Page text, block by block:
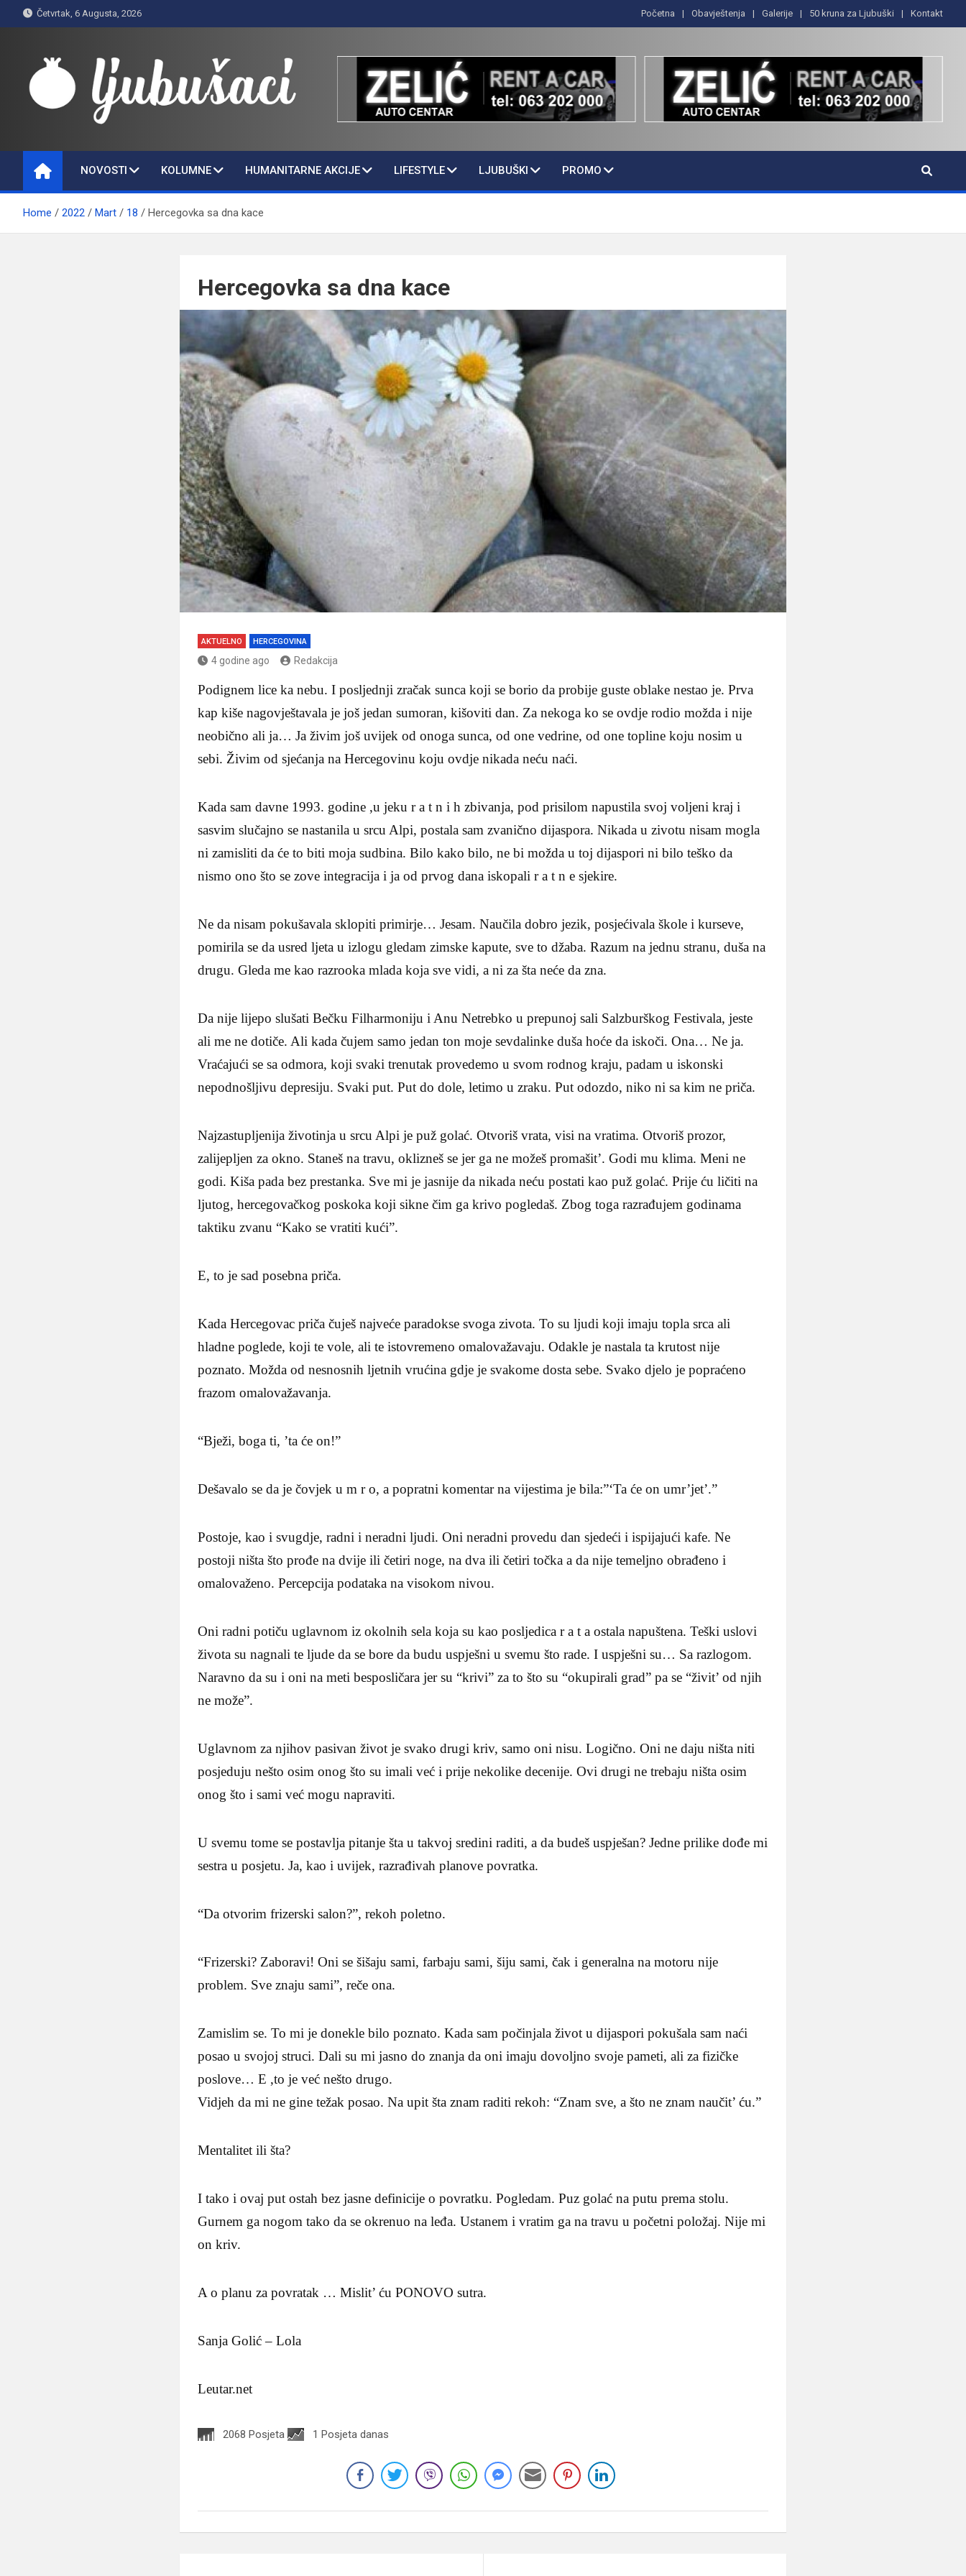
to
Četvrtak, 6 Augusta, 2026 Početna Obavještenja Galerije 50 kruna za Ljubuški Kontakt
Ljubušaci
NOVOSTI KOLUMNE HUMANITARNE AKCIJE LIFESTYLE LJUBUŠKI PROMO
Home 2022 Mart 18 Hercegovka sa dna kace
Hercegovka sa dna kace
AKTUELNO HERCEGOVINA
4 godine ago Redakcija
Podignem lice ka nebu. I posljednji zračak sunca koji se borio da probije guste oblake nestao je. Prva
kap kiše nagovještavala je još jedan sumoran, kišoviti dan. Za nekoga ko se ovdje rodio možda i nije
neobično ali ja… Ja živim još uvijek od onoga sunca, od one vedrine, od one topline koju nosim u
sebi. Živim od sjećanja na Hercegovinu koju ovdje nikada neću naći.
Kada sam davne 1993. godine ,u jeku r a t n i h zbivanja, pod prisilom napustila svoj voljeni kraj i
sasvim slučajno se nastanila u srcu Alpi, postala sam zvanično dijaspora. Nikada u zivotu nisam mogla
ni zamisliti da će to biti moja sudbina. Bilo kako bilo, ne bi možda u toj dijaspori ni bilo teško da
nismo ono što se zove integracija i ja od prvog dana iskopali r a t n e sjekire.
Ne da nisam pokušavala sklopiti primirje… Jesam. Naučila dobro jezik, posjećivala škole i kurseve,
pomirila se da usred ljeta u izlogu gledam zimske kapute, sve to džaba. Razum na jednu stranu, duša na
drugu. Gleda me kao razrooka mlada koja sve vidi, a ni za šta neće da zna.
Da nije lijepo slušati Bečku Filharmoniju i Anu Netrebko u prepunoj sali Salzburškog Festivala, jeste
ali me ne dotiče. Ali kada čujem samo jedan ton moje sevdalinke duša hoće da iskoči. Ona… Ne ja.
Vraćajući se sa odmora, koji svaki trenutak provedemo u svom rodnog kraju, padam u iskonski
nepodnošljivu depresiju. Svaki put. Put do dole, letimo u zraku. Put odozdo, niko ni sa kim ne priča.
Najzastupljenija životinja u srcu Alpi je puž golać. Otvoriš vrata, visi na vratima. Otvoriš prozor,
zalijepljen za okno. Staneš na travu, oklizneš se jer ga ne možeš promašit’. Godi mu klima. Meni ne
godi. Kiša pada bez prestanka. Sve mi je jasnije da nikada neću postati kao puž golać. Prije ću ličiti na
ljutog, hercegovačkog poskoka koji sikne čim ga krivo pogledaš. Zbog toga razrađujem godinama
taktiku zvanu “Kako se vratiti kući”.
E, to je sad posebna priča.
Kada Hercegovac priča čuješ najveće paradokse svoga zivota. To su ljudi koji imaju topla srca ali
hladne poglede, koji te vole, ali te istovremeno omalovažavaju. Odakle je nastala ta krutost nije
poznato. Možda od nesnosnih ljetnih vrućina gdje je svakome dosta sebe. Svako djelo je popraćeno
frazom omalovažavanja.
“Bježi, boga ti, ’ta će on!”
Dešavalo se da je čovjek u m r o, a popratni komentar na vijestima je bila:”‘Ta će on umr’jet’.”
Postoje, kao i svugdje, radni i neradni ljudi. Oni neradni provedu dan sjedeći i ispijajući kafe. Ne
postoji ništa što prođe na dvije ili četiri noge, na dva ili četiri točka a da nije temeljno obrađeno i
omalovaženo. Percepcija podataka na visokom nivou.
Oni radni potiču uglavnom iz okolnih sela koja su kao posljedica r a t a ostala napuštena. Teški uslovi
života su nagnali te ljude da se bore da budu uspješni u svemu što rade. I uspješni su… Sa razlogom.
Naravno da su i oni na meti besposličara jer su “krivi” za to što su “okupirali grad” pa se “živit’ od njih
ne može”.
Uglavnom za njihov pasivan život je svako drugi kriv, samo oni nisu. Logično. Oni ne daju ništa niti
posjeduju nešto osim onog što su imali već i prije nekolike decenije. Ovi drugi ne trebaju ništa osim
onog što i sami već mogu napraviti.
U svemu tome se postavlja pitanje šta u takvoj sredini raditi, a da budeš uspješan? Jedne prilike dođe mi
sestra u posjetu. Ja, kao i uvijek, razrađivah planove povratka.
“Da otvorim frizerski salon?”, rekoh poletno.
“Frizerski? Zaboravi! Oni se šišaju sami, farbaju sami, šiju sami, čak i generalna na motoru nije
problem. Sve znaju sami”, reče ona.
Zamislim se. To mi je donekle bilo poznato. Kada sam počinjala život u dijaspori pokušala sam naći
posao u svojoj struci. Dali su mi jasno do znanja da oni imaju dovoljno svoje pameti, ali za fizičke
poslove… E ,to je već nešto drugo.
Vidjeh da mi ne gine težak posao. Na upit šta znam raditi rekoh: “Znam sve, a što ne znam naučit’ ću.”
Mentalitet ili šta?
I tako i ovaj put ostah bez jasne definicije o povratku. Pogledam. Puz golać na putu prema stolu.
Gurnem ga nogom tako da se okrenuo na leđa. Ustanem i vratim ga na travu u početni položaj. Nije mi
on kriv.
A o planu za povratak … Mislit’ ću PONOVO sutra.
Sanja Golić – Lola
Leutar.net
2068 Posjeta 1 Posjeta danas